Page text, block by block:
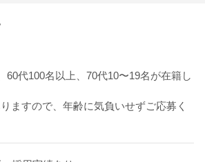
60代100名以上、70代10〜19名が在籍し
ますので、年齢に気負いせずご応募く